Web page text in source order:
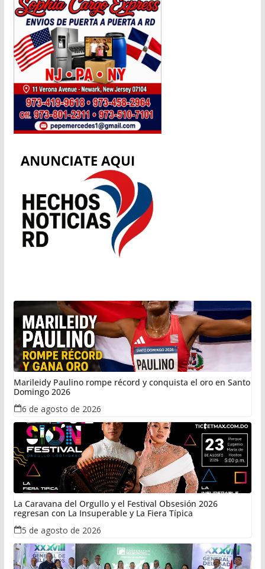
Marileidy Paulino rompe récord y conquista el oro en Santo
Domingo 2026
6 de agosto de 2026
La Caravana del Orgullo y el Festival Obsesión 2026
regresan con La Insuperable y La Fiera Típica
5 de agosto de 2026